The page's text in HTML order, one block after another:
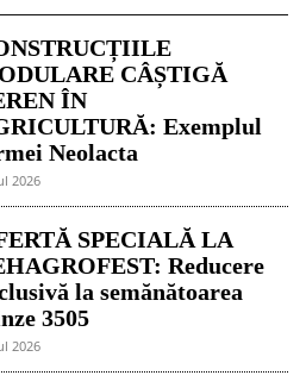
CÂȘTIGĂ
ÎN
Exemplul
Neolacta
2026
SPECIALĂ LA
Reducere
la semănătoarea
3505
2026